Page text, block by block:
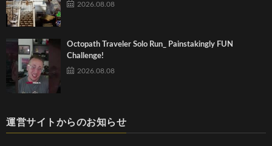
2026.08.08
Octopath Traveler Solo Run_ Painstakingly FUN
Challenge!
2026.08.08
運営サイトからのお知らせ